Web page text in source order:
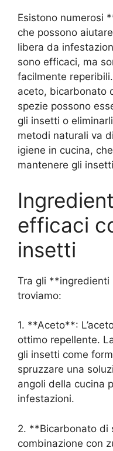
Esistono numerosi
che possono
libera da
sono efficaci, ma
facilmente
aceto, bicarbonato
spezie possono
gli insetti o
metodi naturali va
igiene in cucina,
mantenere gli
efficaci
insetti
Tra gli
troviamo:
1. **Aceto**:
ottimo repellente.
gli insetti come
spruzzare una
angoli della cucina
infestazioni.
2. **Bicarbonato di
combinazione con